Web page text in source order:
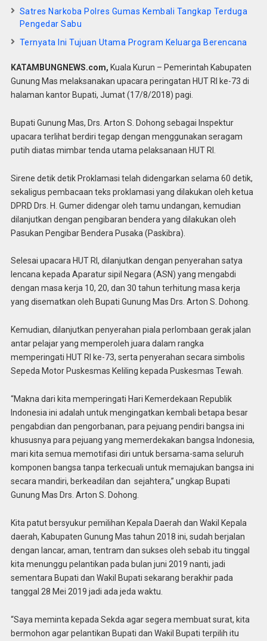
Satres Narkoba Polres Gumas Kembali Tangkap Terduga
Pengedar Sabu
Ternyata Ini Tujuan Utama Program Keluarga Berencana
KATAMBUNGNEWS.com, Kuala Kurun – Pemerintah Kabupaten
Gunung Mas melaksanakan upacara peringatan HUT RI ke-73 di
halaman kantor Bupati, Jumat (17/8/2018) pagi.
Bupati Gunung Mas, Drs. Arton S. Dohong sebagai Inspektur
upacara terlihat berdiri tegap dengan menggunakan seragam
putih diatas mimbar tenda utama pelaksanaan HUT RI.
Sirene detik detik Proklamasi telah didengarkan selama 60 detik,
sekaligus pembacaan teks proklamasi yang dilakukan oleh ketua
DPRD Drs. H. Gumer didengar oleh tamu undangan, kemudian
dilanjutkan dengan pengibaran bendera yang dilakukan oleh
Pasukan Pengibar Bendera Pusaka (Paskibra).
Selesai upacara HUT RI, dilanjutkan dengan penyerahan satya
lencana kepada Aparatur sipil Negara (ASN) yang mengabdi
dengan masa kerja 10, 20, dan 30 tahun terhitung masa kerja
yang disematkan oleh Bupati Gunung Mas Drs. Arton S. Dohong.
Kemudian, dilanjutkan penyerahan piala perlombaan gerak jalan
antar pelajar yang memperoleh juara dalam rangka
memperingati HUT RI ke-73, serta penyerahan secara simbolis
Sepeda Motor Puskesmas Keliling kepada Puskesmas Tewah.
“Makna dari kita memperingati Hari Kemerdekaan Republik
Indonesia ini adalah untuk mengingatkan kembali betapa besar
pengabdian dan pengorbanan, para pejuang pendiri bangsa ini
khususnya para pejuang yang memerdekakan bangsa Indonesia,
mari kita semua memotifasi diri untuk bersama-sama seluruh
komponen bangsa tanpa terkecuali untuk memajukan bangsa ini
secara mandiri, berkeadilan dan sejahtera,” ungkap Bupati
Gunung Mas Drs. Arton S. Dohong.
Kita patut bersyukur pemilihan Kepala Daerah dan Wakil Kepala
daerah, Kabupaten Gunung Mas tahun 2018 ini, sudah berjalan
dengan lancar, aman, tentram dan sukses oleh sebab itu tinggal
kita menunggu pelantikan pada bulan juni 2019 nanti, jadi
sementara Bupati dan Wakil Bupati sekarang berakhir pada
tanggal 28 Mei 2019 jadi ada jeda waktu.
“Saya meminta kepada Sekda agar segera membuat surat, kita
bermohon agar pelantikan Bupati dan Wakil Bupati terpilih itu